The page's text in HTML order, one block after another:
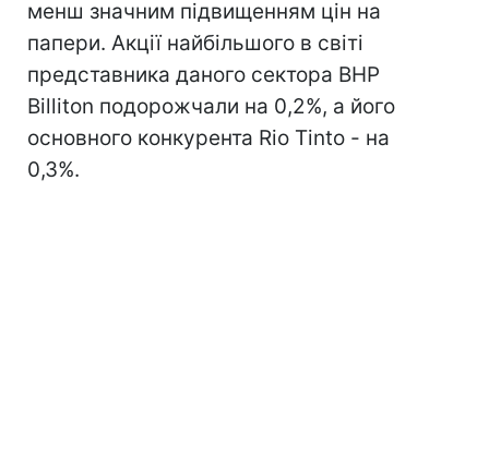
менш значним підвищенням цін на
папери. Акції найбільшого в світі
представника даного сектора BHP
Billiton подорожчали на 0,2%, а його
основного конкурента Rio Tinto - на
0,3%.